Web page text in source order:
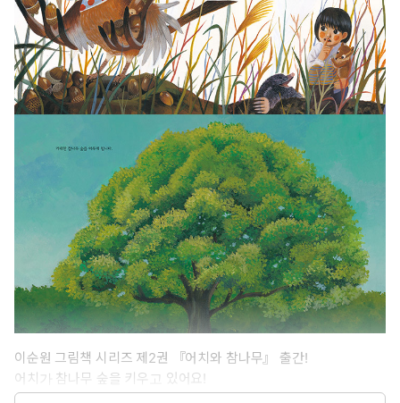
이순원 그림책 시리즈 제2권 『어치와 참나무』 출간!
어치가 참나무 숲을 키우고 있어요!